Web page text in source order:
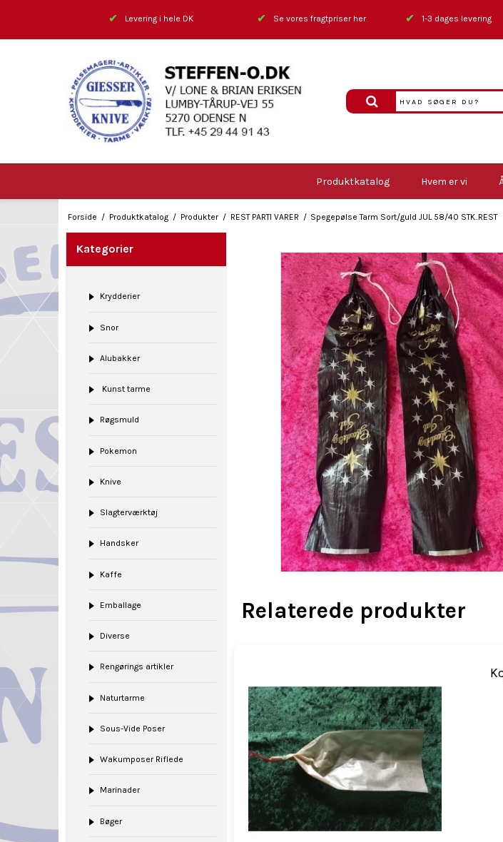
Produktkatalog Hvem er vi
Forside / Produktkatalog / Produkter / REST PARTI VARER / Spegepølse Tarm Sort/guld JUL 58/40 STK..REST
✔ Levering i hele DK ✔ Se vores fragtpriser her ✔ 1-3 dages levering
Kategorier
Krydderier
Snor
Alubakker
Kunst tarme
Røgsmuld
Pokemon
Knive
Slagterværktøj
Handsker
Kaffe
Emballage
Diverse
Rengørings artikler
Naturtarme
Sous-Vide Poser
Wakumposer Riflede
Marinader
Bøger
Relaterede produkter